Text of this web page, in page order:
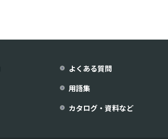
よくある質問
用語集
カタログ・資料など